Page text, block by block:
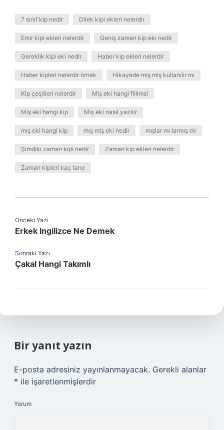
7 sınıf kip nedir Dilek kipi ekleri nelerdir
Emir kipi ekleri nelerdir Geniş zaman kip eki nedir
Gereklik kipi eki nedir Haber kip ekleri nelerdir
Haber kipleri nelerdir örnek Hikayede mış miş kullanılır mı
Kip çeşitleri nelerdir Miş eki hangi fiilimsi
Miş eki hangi kip Miş eki nasıl yazılır
mış eki hangi kip mış miş eki nedir mışlar mı larmış mı
Şimdiki zaman kipi nedir Zaman kip ekleri nelerdir
Zaman kipleri kaç tane
Önceki Yazı
Erkek Ingilizce Ne Demek
Sonraki Yazı
Çakal Hangi Takımlı
Bir yanıt yazın
E-posta adresiniz yayınlanmayacak. Gerekli alanlar
* ile işaretlenmişlerdir
Yorum